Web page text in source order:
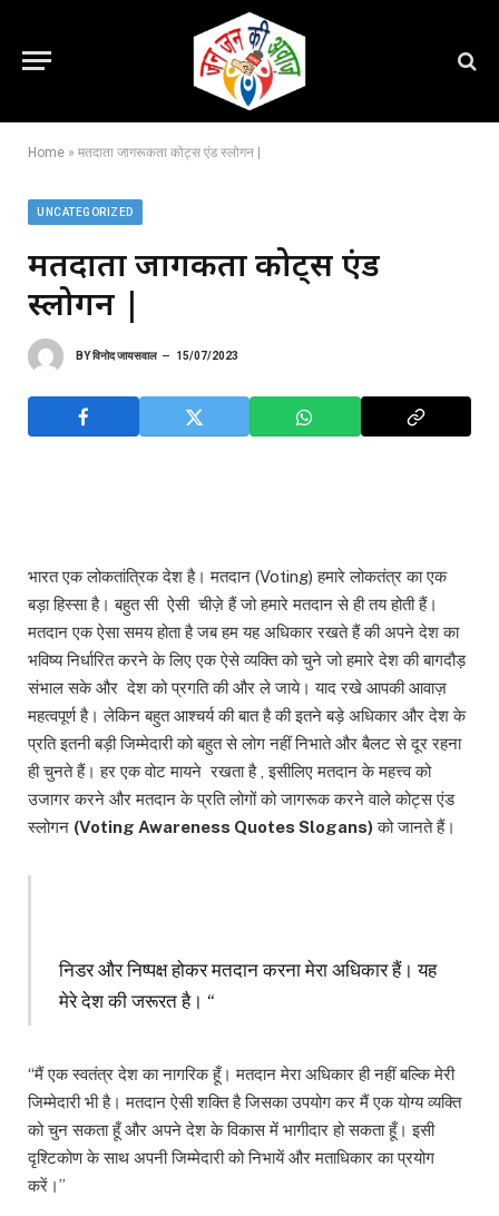
Home » मतदाता जागरूकता कोट्स एंड स्लोगन |
UNCATEGORIZED
मतदाता जागरूकता कोट्स एंड
स्लोगन |
BYविनोद जायसवाल 15/07/2023
भारत एक लोकतांत्रिक देश है। मतदान (Voting) हमारे लोकतंत्र का एक
बड़ा हिस्सा है। बहुत सी ऐसी चीज़े हैं जो हमारे मतदान से ही तय होती हैं।
मतदान एक ऐसा समय होता है जब हम यह अधिकार रखते हैं की अपने देश का
भविष्य निर्धारित करने के लिए एक ऐसे व्यक्ति को चुने जो हमारे देश की बागदौड़
संभाल सके और देश को प्रगति की और ले जाये। याद रखे आपकी आवाज़
महत्वपूर्ण है। लेकिन बहुत आश्चर्य की बात है की इतने बड़े अधिकार और देश के
प्रति इतनी बड़ी जिम्मेदारी को बहुत से लोग नहीं निभाते और बैलट से दूर रहना
ही चुनते हैं। हर एक वोट मायने रखता है , इसीलिए मतदान के महत्त्व को
उजागर करने और मतदान के प्रति लोगों को जागरूक करने वाले कोट्स एंड
स्लोगन (Voting Awareness Quotes Slogans)को जानते हैं।
निडर और निष्पक्ष होकर मतदान करना मेरा अधिकार हैं। यह
मेरे देश की जरूरत है। “
“मैं एक स्वतंत्र देश का नागरिक हूँ। मतदान मेरा अधिकार ही नहीं बल्कि मेरी
जिम्मेदारी भी है। मतदान ऐसी शक्ति है जिसका उपयोग कर मैं एक योग्य व्यक्ति
को चुन सकता हूँ और अपने देश के विकास में भागीदार हो सकता हूँ। इसी
दृश्टिकोण के साथ अपनी जिम्मेदारी को निभायें और मताधिकार का प्रयोग
करें।”